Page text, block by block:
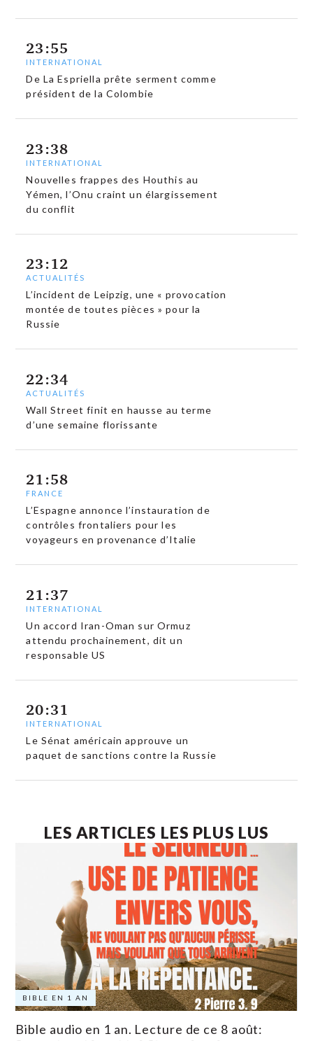
23:55
INTERNATIONAL
De La Espriella prête serment comme
président de la Colombie
23:38
INTERNATIONAL
Nouvelles frappes des Houthis au
Yémen, l’Onu craint un élargissement
du conflit
23:12
ACTUALITÉS
L’incident de Leipzig, une « provocation
montée de toutes pièces » pour la
Russie
22:34
ACTUALITÉS
Wall Street finit en hausse au terme
d’une semaine florissante
21:58
FRANCE
L’Espagne annonce l’instauration de
contrôles frontaliers pour les
voyageurs en provenance d’Italie
21:37
INTERNATIONAL
Un accord Iran-Oman sur Ormuz
attendu prochainement, dit un
responsable US
20:31
INTERNATIONAL
Le Sénat américain approuve un
paquet de sanctions contre la Russie
LES ARTICLES LES PLUS LUS
BIBLE EN 1 AN
Bible audio en 1 an. Lecture de ce 8 août: